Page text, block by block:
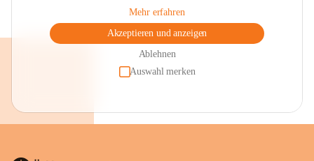
Mehr erfahren
Akzeptieren und anzeigen
Ablehnen
Auswahl merken